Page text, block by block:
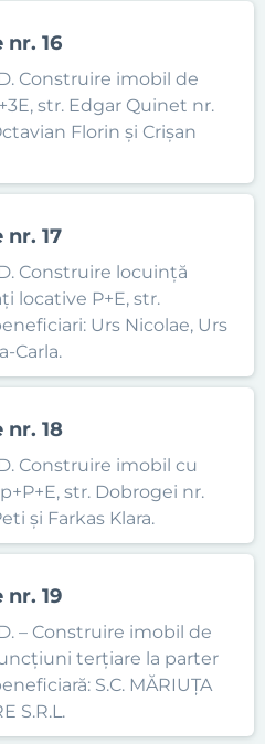
16
Construire imobil de
str. Edgar Quinet nr.
Florin și Crișan
17
Construire locuință
locative P+E, str.
Urs Nicolae, Urs
Carla.
18
Construire imobil cu
str. Dobrogei nr.
și Farkas Klara.
19
– Construire imobil de
terțiare la parter
S.C. MĂRIUȚA
S.R.L.